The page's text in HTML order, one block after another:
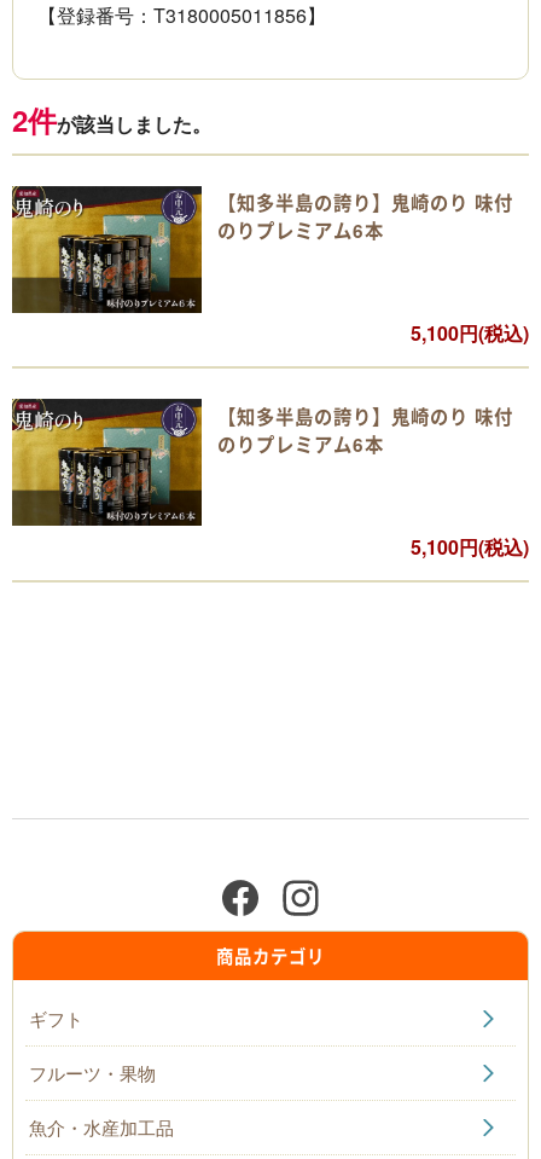
【登録番号：T3180005011856】
2件が該当しました。
【知多半島の誇り】鬼崎のり 味付
のりプレミアム6本
5,100円(税込)
【知多半島の誇り】鬼崎のり 味付
のりプレミアム6本
5,100円(税込)
商品カテゴリ
ギフト
フルーツ・果物
魚介・水産加工品